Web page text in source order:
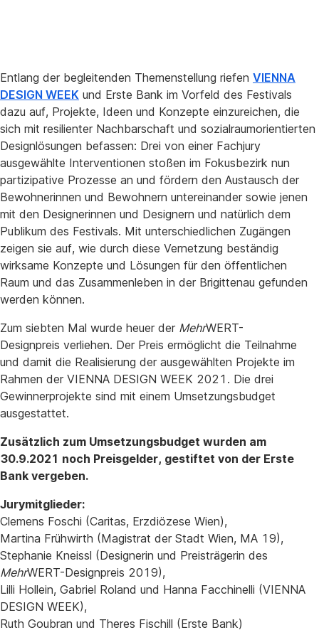
Entlang der begleitenden Themenstellung riefen VIENNA
DESIGN WEEK und Erste Bank im Vorfeld des Festivals
dazu auf, Projekte, Ideen und Konzepte einzureichen, die
sich mit resilienter Nachbarschaft und sozialraumorientierten
Designlösungen befassen: Drei von einer Fachjury
ausgewählte Interventionen stoßen im Fokusbezirk nun
partizipative Prozesse an und fördern den Austausch der
Bewohnerinnen und Bewohnern untereinander sowie jenen
mit den Designerinnen und Designern und natürlich dem
Publikum des Festivals. Mit unterschiedlichen Zugängen
zeigen sie auf, wie durch diese Vernetzung beständig
wirksame Konzepte und Lösungen für den öffentlichen
Raum und das Zusammenleben in der Brigittenau gefunden
werden können.
Zum siebten Mal wurde heuer der MehrWERT-
Designpreis verliehen. Der Preis ermöglicht die Teilnahme
und damit die Realisierung der ausgewählten Projekte im
Rahmen der VIENNA DESIGN WEEK 2021. Die drei
Gewinnerprojekte sind mit einem Umsetzungsbudget
ausgestattet.
Zusätzlich zum Umsetzungsbudget wurden am
30.9.2021 noch Preisgelder, gestiftet von der Erste
Bank vergeben.
Jurymitglieder:
Clemens Foschi (Caritas, Erzdiözese Wien),
Martina Frühwirth (Magistrat der Stadt Wien, MA 19),
Stephanie Kneissl (Designerin und Preisträgerin des
MehrWERT-Designpreis 2019),
Lilli Hollein, Gabriel Roland und Hanna Facchinelli (VIENNA
DESIGN WEEK),
Ruth Goubran und Theres Fischill (Erste Bank)